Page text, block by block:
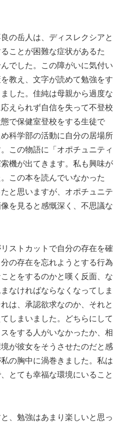
の岳人は、ディスレクシアと
ことが困難な症状があるた
でした。この障がいに気付い
教え、文字が読めて勉強をす
した。佳純は母親から過度な
えられず自信を失って不登校
で保健室登校をする生徒で
科学部の活動に自分の居場所
この物語に「オポチュニティ
機が出てきます。私も興味が
この本を読んでいなかった
と思いますが、オポチュニテ
を見ると感慨深く、不思議な
ストカットで自分の存在を確
の存在を忘れようとする行為
とをするのかと嘆く反面、な
なければならなくなってしま
は、承認欲求なのか、それと
しまいました。どちらにして
をする人がいなかったか、相
が彼女をそうさせたのだと感
の胸中に渦巻きました。私は
とても幸福な環境にいること
、勉強はあまり楽しいと思っ